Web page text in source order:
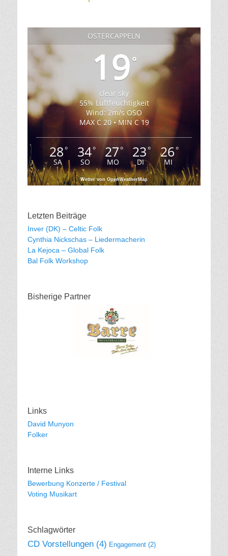
OSTERCAPPELN
19°
clear sky
55% Luftfeuchtigkeit
Wind: 2m/s OSO
MAX C 20 • MIN C 19
28°
SA
34°
SO
27°
MO
23°
DI
26°
MI
Wetter von OpenWeatherMap
Letzten Beiträge
Inver (DK) – Celtic Folk
Cynthia Nickschas – Liedermacherin
La Kejoca – Global Folk
Bal Folk Workshop
Bisherige Partner
Links
David Munyon
Folker
Interne Links
Bewerbung Konzerte / Festival
Voting Musikart
Schlagwörter
CD Vorstellungen (4) Engagement (2)